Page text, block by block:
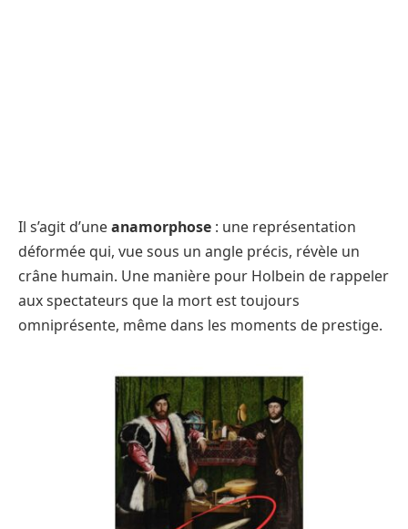
Il s’agit d’uneanamorphose : une représentation
déformée qui, vue sous un angle précis, révèle un
crâne humain. Une manière pour Holbein de rappeler
aux spectateurs que la mort est toujours
omniprésente, même dans les moments de prestige.